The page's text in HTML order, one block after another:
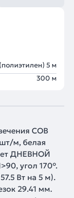
5 м
300 м
COB
м, белая
ДНЕВНОЙ
угол 170°.
Вт на 5 м).
29.41 мм.